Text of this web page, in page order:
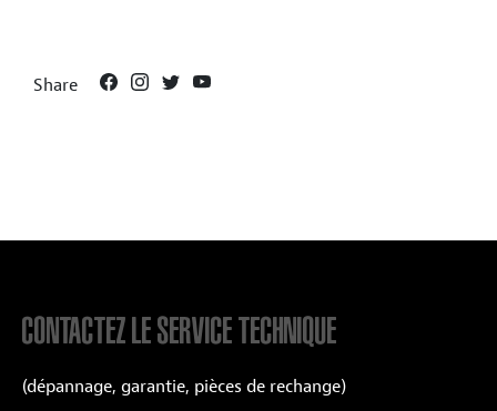
Share
CONTACTEZ LE SERVICE TECHNIQUE
(dépannage, garantie, pièces de rechange)